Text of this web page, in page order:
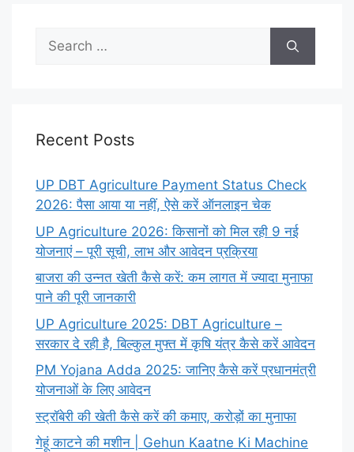
Search
for:
Recent Posts
UP DBT Agriculture Payment Status Check
2026: पैसा आया या नहीं, ऐसे करें ऑनलाइन चेक
UP Agriculture 2026: किसानों को मिल रही 9 नई
योजनाएं – पूरी सूची, लाभ और आवेदन प्रक्रिया
बाजरा की उन्नत खेती कैसे करें: कम लागत में ज्यादा मुनाफा
पाने की पूरी जानकारी
UP Agriculture 2025: DBT Agriculture –
सरकार दे रही है, बिल्कुल मुफ्त में कृषि यंत्र कैसे करें आवेदन
PM Yojana Adda 2025: जानिए कैसे करें प्रधानमंत्री
योजनाओं के लिए आवेदन
स्ट्रॉबेरी की खेती कैसे करें की कमाए, करोड़ों का मुनाफा
गेहूं काटने की मशीन | Gehun Kaatne Ki Machine